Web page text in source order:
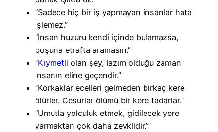
“Sadece hiç bir iş yapmayan insanlar hata
işlemez.”
“İnsan huzuru kendi içinde bulamazsa,
boşuna etrafta aramasın.”
“Kıymetli olan şey, lazım olduğu zaman
insanın eline geçendir.”
“Korkaklar ecelleri gelmeden birkaç kere
ölürler. Cesurlar ölümü bir kere tadarlar.”
“Umutla yolculuk etmek, gidilecek yere
varmaktan çok daha zevklidir.”